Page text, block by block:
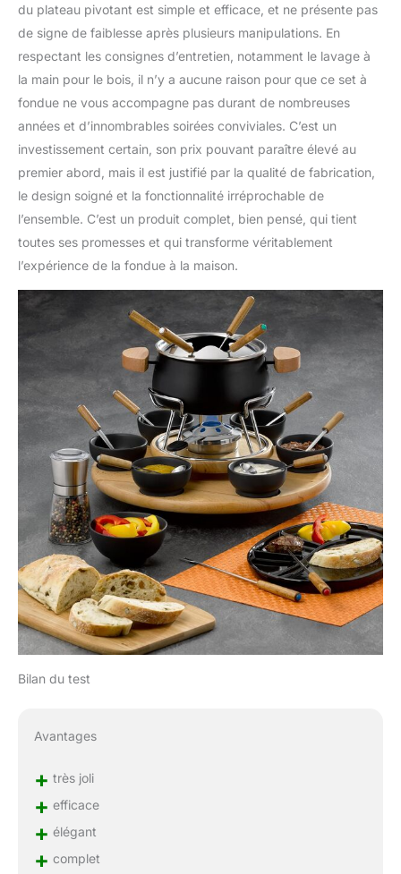
du plateau pivotant est simple et efficace, et ne présente pas
de signe de faiblesse après plusieurs manipulations. En
respectant les consignes d’entretien, notamment le lavage à
la main pour le bois, il n’y a aucune raison pour que ce set à
fondue ne vous accompagne pas durant de nombreuses
années et d’innombrables soirées conviviales. C’est un
investissement certain, son prix pouvant paraître élevé au
premier abord, mais il est justifié par la qualité de fabrication,
le design soigné et la fonctionnalité irréprochable de
l’ensemble. C’est un produit complet, bien pensé, qui tient
toutes ses promesses et qui transforme véritablement
l’expérience de la fondue à la maison.
Bilan du test
Avantages
+ très joli
+ efficace
+ élégant
+ complet